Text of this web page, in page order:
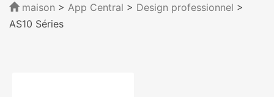
maison > App Central > Design professionnel >
AS10 Séries